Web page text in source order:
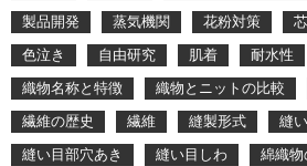
製品開発
蒸気機関 花粉対策
色泣き
自由研究 肌着 耐水性
織物名称と特徴
織物とニットの比較
繊維の歴史
繊維 縫製形式
縫
縫い目部穴あき
縫い目しわ
綿織